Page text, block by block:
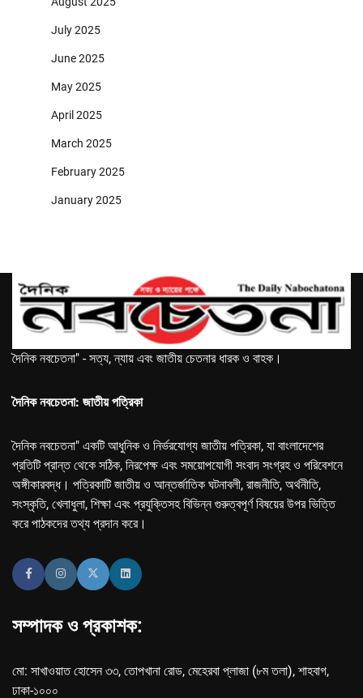
July 2025
June 2025
May 2025
April 2025
March 2025
February 2025
January 2025
দৈনিক নবচেতনা" - সত্য, ন্যায় এবং জাতীয় চেতনার ধারক ও বাহক।
দৈনিক নবচেতনা: জাতীয় পত্রিকা
দৈনিক নবচেতনা" একটি আধুনিক ও নির্ভরযোগ্য জাতীয় পত্রিকা, যা বাংলাদেশের
প্রতিটি প্রান্ত থেকে সঠিক, নিরপেক্ষ এবং সময়োপযোগী সংবাদ সংগ্রহ ও পরিবেশনে
অঙ্গীকারবদ্ধ। পত্রিকাটি জাতীয় ও আন্তর্জাতিক ঘটনাবলী, রাজনীতি, অর্থনীতি,
সংস্কৃতি, খেলাধুলা, শিক্ষা এবং প্রযুক্তিসহ বিভিন্ন গুরুত্বপূর্ণ বিষয়ের উপর ভিত্তি
করে পাঠকদের তথ্য প্রদান করে।
সম্পাদক ও প্রকাশক:
মো: সাখাওয়াত হোসেন ৩৩, তোপখানা রোড, মেহেরবা প্লাজা (৮ম তলা), শাহবাগ,
ঢাকা-১০০০